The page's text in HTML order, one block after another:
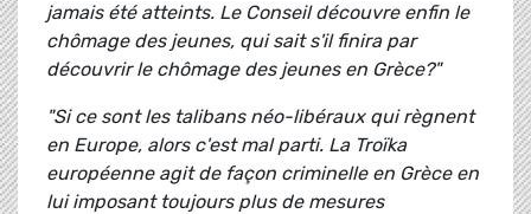
jamais été atteints. Le Conseil découvre enfin le
chômage des jeunes, qui sait s'il finira par
découvrir le chômage des jeunes en Grèce?"
"Si ce sont les talibans néo-libéraux qui règnent
en Europe, alors c'est mal parti. La Troïka
européenne agit de façon criminelle en Grèce en
lui imposant toujours plus de mesures